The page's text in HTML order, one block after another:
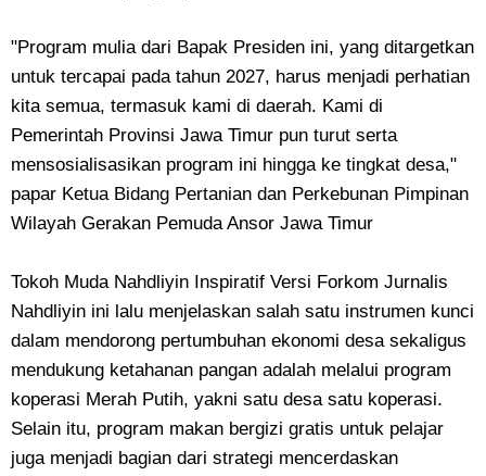
"Program mulia dari Bapak Presiden ini, yang ditargetkan
untuk tercapai pada tahun 2027, harus menjadi perhatian
kita semua, termasuk kami di daerah. Kami di
Pemerintah Provinsi Jawa Timur pun turut serta
mensosialisasikan program ini hingga ke tingkat desa,"
papar Ketua Bidang Pertanian dan Perkebunan Pimpinan
Wilayah Gerakan Pemuda Ansor Jawa Timur
Tokoh Muda Nahdliyin Inspiratif Versi Forkom Jurnalis
Nahdliyin ini lalu menjelaskan salah satu instrumen kunci
dalam mendorong pertumbuhan ekonomi desa sekaligus
mendukung ketahanan pangan adalah melalui program
koperasi Merah Putih, yakni satu desa satu koperasi.
Selain itu, program makan bergizi gratis untuk pelajar
juga menjadi bagian dari strategi mencerdaskan